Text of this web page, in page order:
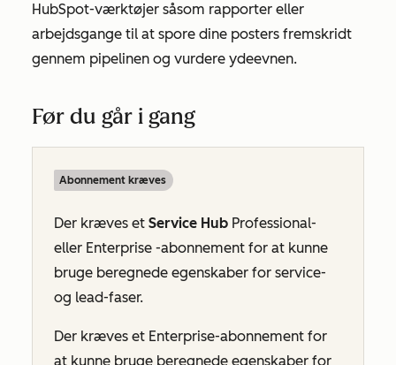
HubSpot-værktøjer såsom rapporter eller
arbejdsgange til at spore dine posters fremskridt
gennem pipelinen og vurdere ydeevnen.
Før du går i gang
Abonnement kræves
Der kræves et Service Hub Professional-
eller Enterprise -abonnement for at kunne
bruge beregnede egenskaber for service-
og lead-faser.
Der kræves et Enterprise-abonnement for
at kunne bruge beregnede egenskaber for